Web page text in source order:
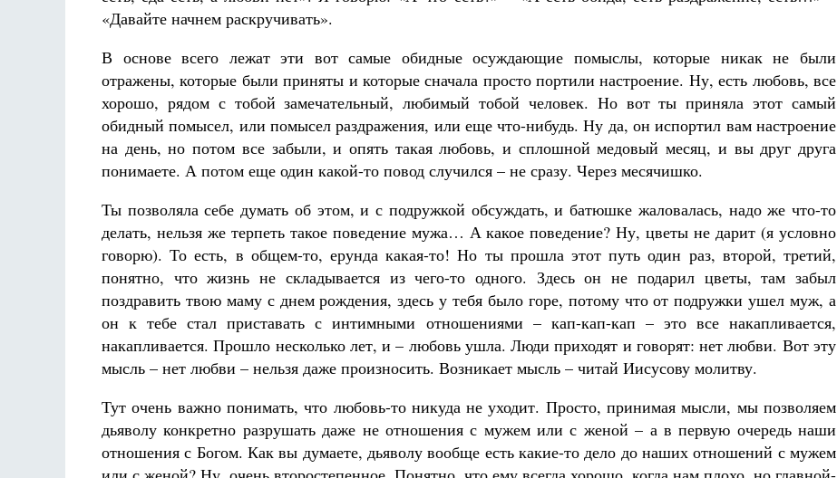
«Давайте начнем раскручивать».
В основе всего лежат эти вот самые обидные осуждающие помыслы, которые никак не были
отражены, которые были приняты и которые сначала просто портили настроение. Ну, есть любовь, все
хорошо, рядом с тобой замечательный, любимый тобой человек. Но вот ты приняла этот самый
обидный помысел, или помысел раздражения, или еще что-нибудь. Ну да, он испортил вам настроение
на день, но потом все забыли, и опять такая любовь, и сплошной медовый месяц, и вы друг друга
понимаете. А потом еще один какой-то повод случился – не сразу. Через месячишко.
Ты позволяла себе думать об этом, и с подружкой обсуждать, и батюшке жаловалась, надо же что-то
делать, нельзя же терпеть такое поведение мужа… А какое поведение? Ну, цветы не дарит (я условно
говорю). То есть, в общем-то, ерунда какая-то! Но ты прошла этот путь один раз, второй, третий,
понятно, что жизнь не складывается из чего-то одного. Здесь он не подарил цветы, там забыл
поздравить твою маму с днем рождения, здесь у тебя было горе, потому что от подружки ушел муж, а
он к тебе стал приставать с интимными отношениями – кап-кап-кап – это все накапливается,
накапливается. Прошло несколько лет, и – любовь ушла. Люди приходят и говорят: нет любви. Вот эту
мысль – нет любви – нельзя даже произносить. Возникает мысль – читай Иисусову молитву.
Тут очень важно понимать, что любовь-то никуда не уходит. Просто, принимая мысли, мы позволяем
дьяволу конкретно разрушать даже не отношения с мужем или с женой – а в первую очередь наши
отношения с Богом. Как вы думаете, дьяволу вообще есть какие-то дело до наших отношений с мужем